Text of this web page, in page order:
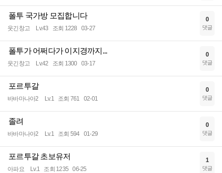
폴투 국가방 모집합니다
웃긴창고 Lv.43 조회 1228 03-27
0
댓글
폴투가 어쩌다가 이지경까지...
웃긴창고 Lv.42 조회 1300 03-17
0
댓글
포르투갈
바바마나아2 Lv.1 조회 761 02-01
0
댓글
졸려
바바마나아2 Lv.1 조회 594 01-29
0
댓글
포르투갈 초보유저
아파요 Lv.1 조회 1235 06-25
1
댓글